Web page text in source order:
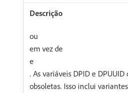
ou
em vez de
e
. As variáveis DPID e
obsoletas. Isso inclui